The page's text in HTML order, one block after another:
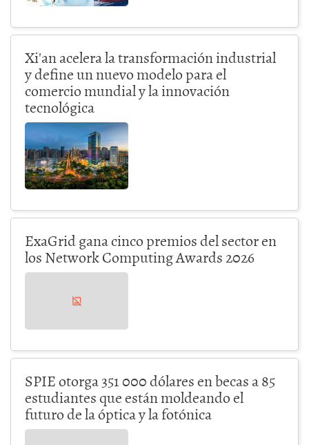
Xi'an acelera la transformación industrial
y define un nuevo modelo para el
comercio mundial y la innovación
tecnológica
ExaGrid gana cinco premios del sector en
los Network Computing Awards 2026
SPIE otorga 351 000 dólares en becas a 85
estudiantes que están moldeando el
futuro de la óptica y la fotónica